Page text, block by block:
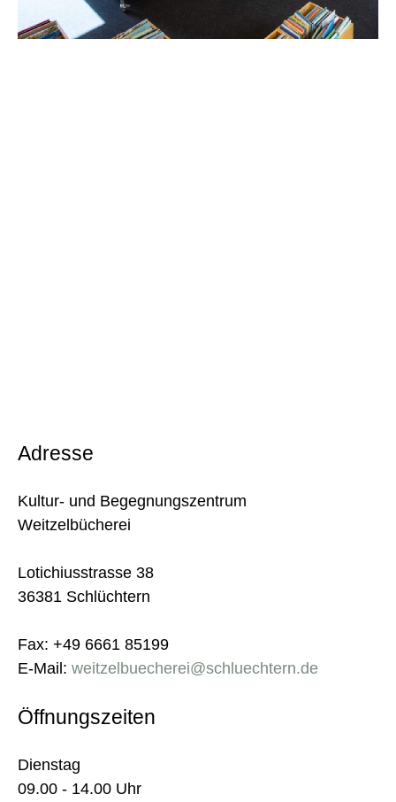
Adresse
Kultur- und Begegnungszentrum
Weitzelbücherei
Lotichiusstrasse 38
36381 Schlüchtern
Fax: +49 6661 85199
E-Mail: weitzelbuecherei@schluechtern.de
Öffnungszeiten
Dienstag
09.00 - 14.00 Uhr